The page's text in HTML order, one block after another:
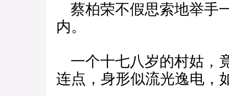
蔡柏荣不假思索地举手
内。
一个十七八岁的村姑，
连点，身形似流光逸电，